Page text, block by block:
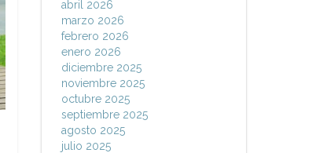
abril 2026
marzo 2026
febrero 2026
enero 2026
diciembre 2025
noviembre 2025
octubre 2025
septiembre 2025
agosto 2025
julio 2025